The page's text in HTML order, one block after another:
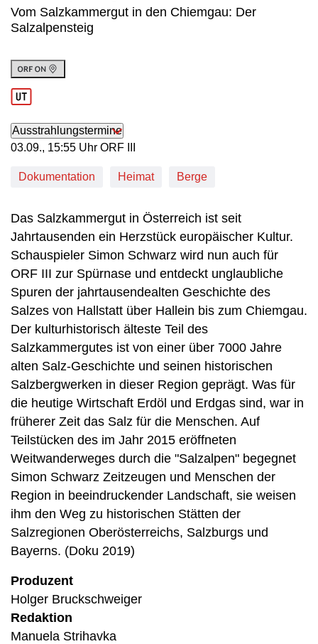
Vom Salzkammergut in den Chiemgau: Der
Salzalpensteig
Ausstrahlungstermine
03. September, 15:55 Uhr in ORF III
03.09., 15:55 Uhr ORF III
Dokumentation Heimat Berge
Das Salzkammergut in Österreich ist seit
Jahrtausenden ein Herzstück europäischer Kultur.
Schauspieler Simon Schwarz wird nun auch für
ORF III zur Spürnase und entdeckt unglaubliche
Spuren der jahrtausendealten Geschichte des
Salzes von Hallstatt über Hallein bis zum Chiemgau.
Der kulturhistorisch älteste Teil des
Salzkammergutes ist von einer über 7000 Jahre
alten Salz-Geschichte und seinen historischen
Salzbergwerken in dieser Region geprägt. Was für
die heutige Wirtschaft Erdöl und Erdgas sind, war in
früherer Zeit das Salz für die Menschen. Auf
Teilstücken des im Jahr 2015 eröffneten
Weitwanderweges durch die "Salzalpen" begegnet
Simon Schwarz Zeitzeugen und Menschen der
Region in beeindruckender Landschaft, sie weisen
ihm den Weg zu historischen Stätten der
Salzregionen Oberösterreichs, Salzburgs und
Bayerns. (Doku 2019)
Produzent
Holger Bruckschweiger
Redaktion
Manuela Strihavka